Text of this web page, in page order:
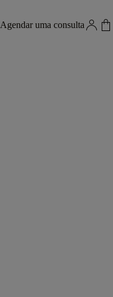
Agendar uma consulta